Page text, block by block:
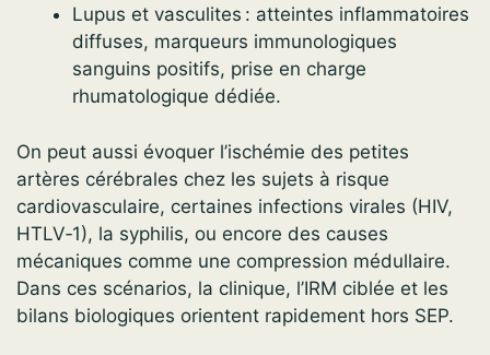
Lupus et vasculites : atteintes inflammatoires
diffuses, marqueurs immunologiques
sanguins positifs, prise en charge
rhumatologique dédiée.
On peut aussi évoquer l’ischémie des petites
artères cérébrales chez les sujets à risque
cardiovasculaire, certaines infections virales (HIV,
HTLV‑1), la syphilis, ou encore des causes
mécaniques comme une compression médullaire.
Dans ces scénarios, la clinique, l’IRM ciblée et les
bilans biologiques orientent rapidement hors SEP.